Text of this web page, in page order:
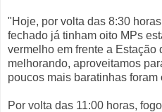
"Hoje, por volta das 8:30
fechado já tinham oito MPs
vermelho em frente a Estação
melhorando, aproveitamos
poucos mais baratinhas foram
Por volta das 11:00 horas,